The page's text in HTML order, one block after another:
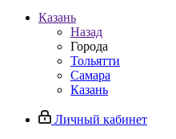
Казань
Назад
Города
Тольятти
Самара
Казань
Личный кабинет